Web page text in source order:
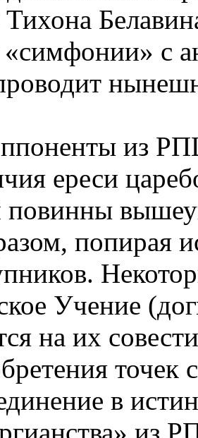
с
из
ереси
повинны
попирая
Учение
на их
точек
в
из